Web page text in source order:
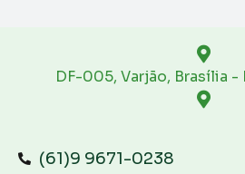
DF-005, Varjão, Brasília -
(61)9 9671-0238